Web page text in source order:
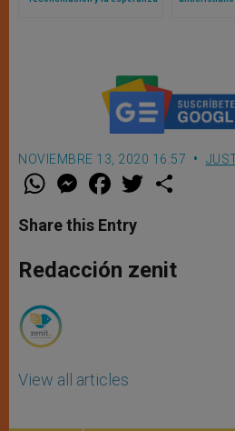
NOVIEMBRE 13, 2020 16:57
W
t
s
p
p
M
e
s
e
g
e
F
a
e
b
o
k
w
r
Share this Entry
Redacción zenit
View all articles